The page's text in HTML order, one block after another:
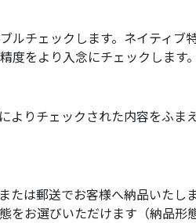
ルチェックします。ネイティブ
をより入念にチェックします。
よりチェックされた内容をふま
は郵送でお客様へ納品いたしま
お選びいただけます（納品形